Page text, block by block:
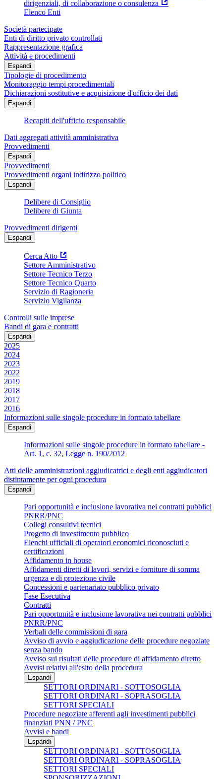
dirigenziali, di collaborazione o consulenza
Elenco Enti
Società partecipate
Enti di diritto privato controllati
Rappresentazione grafica
Attività e procedimenti
Espandi
Tipologie di procedimento
Monitoraggio tempi procedimentali
Dichiarazioni sostitutive e acquisizione d'ufficio dei dati
Espandi
Recapiti dell'ufficio responsabile
Dati aggregati attività amministrativa
Provvedimenti
Espandi
Provvedimenti
Provvedimenti organi indirizzo politico
Espandi
Delibere di Consiglio
Delibere di Giunta
Provvedimenti dirigenti
Espandi
Cerca Atto
Settore Amministrativo
Settore Tecnico Terzo
Settore Tecnico Quarto
Servizio di Ragioneria
Servizio Vigilanza
Controlli sulle imprese
Bandi di gara e contratti
Espandi
2025
2024
2023
2022
2019
2018
2017
2016
Informazioni sulle singole procedure in formato tabellare
Espandi
Informazioni sulle singole procedure in formato tabellare -
Art. 1, c. 32, Legge n. 190/2012
Atti delle amministrazioni aggiudicatrici e degli enti aggiudicatori
distintamente per ogni procedura
Espandi
Pari opportunità e inclusione lavorativa nei contratti pubblici
PNRR/PNC
Collegi consultivi tecnici
Progetto di investimento pubblico
Elenchi ufficiali di operatori economici riconosciuti e
certificazioni
Affidamento in house
Affidamenti diretti di lavori, servizi e forniture di somma
urgenza e di protezione civile
Concessioni e partenariato pubblico privato
Fase Esecutiva
Contratti
Pari opportunità e inclusione lavorativa nei contratti pubblici
PNRR/PNC
Verbali delle commissioni di gara
Avviso di avvio e aggiudicazione delle procedure negoziate
senza bando
Avviso sui risultati delle procedure di affidamento diretto
Avvisi relativi all'esito della procedura
Espandi
SETTORI ORDINARI - SOTTOSOGLIA
SETTORI ORDINARI - SOPRASOGLIA
SETTORI SPECIALI
Procedure negoziate afferenti agli investimenti pubblici
finanziati PNN / PNC
Avvisi e bandi
Espandi
SETTORI ORDINARI - SOTTOSOGLIA
SETTORI ORDINARI - SOPRASOGLIA
SETTORI SPECIALI